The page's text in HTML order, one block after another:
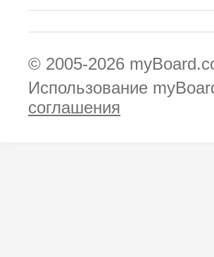
© 2005-2026
Использование
соглашения